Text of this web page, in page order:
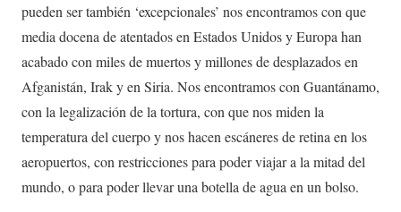
pueden ser también ‘excepcionales’ nos encontramos con que
media docena de atentados en Estados Unidos y Europa han
acabado con miles de muertos y millones de desplazados en
Afganistán, Irak y en Siria. Nos encontramos con Guantánamo,
con la legalización de la tortura, con que nos miden la
temperatura del cuerpo y nos hacen escáneres de retina en los
aeropuertos, con restricciones para poder viajar a la mitad del
mundo, o para poder llevar una botella de agua en un bolso.